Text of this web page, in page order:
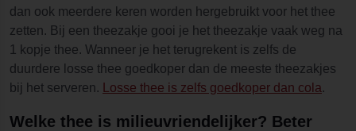
dan ook meerdere keren worden hergebruikt voor het thee
zetten. Bij een theezakje gooi je het theezakje vaak weg na
1 kopje thee. Wanneer je het terugrekent is zelfs de
duurdere losse thee goedkoper dan de meeste theezakjes
bij het serveren.
Losse thee is zelfs goedkoper dan cola.
Welke thee is milieuvriendelijker? Beter